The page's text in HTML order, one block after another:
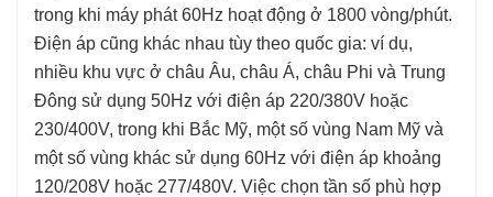
trong khi máy phát 60Hz hoạt động ở 1800 vòng/phút.
Điện áp cũng khác nhau tùy theo quốc gia: ví dụ,
nhiều khu vực ở châu Âu, châu Á, châu Phi và Trung
Đông sử dụng 50Hz với điện áp 220/380V hoặc
230/400V, trong khi Bắc Mỹ, một số vùng Nam Mỹ và
một số vùng khác sử dụng 60Hz với điện áp khoảng
120/208V hoặc 277/480V. Việc chọn tần số phù hợp